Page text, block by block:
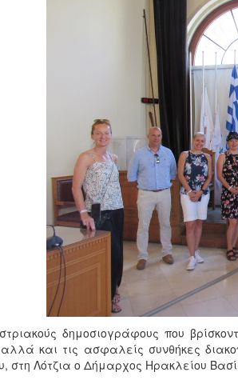
δημοσιογράφους που
και τις ασφαλείς συνθήκες
στη Λότζια ο Δήμαρχος Ηρακλείου